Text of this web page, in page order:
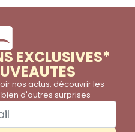
EXCLUSIVES*
nos actus, découvrir les
d'autres surprises